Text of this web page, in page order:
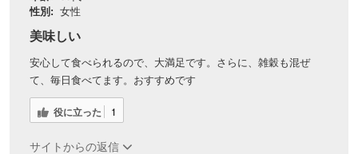
性別: 女性
美味しい
安心して食べられるので、大満足です。さらに、雑穀も混ぜ
て、毎日食べてます。おすすめです
役に立った 1
サイトからの返信